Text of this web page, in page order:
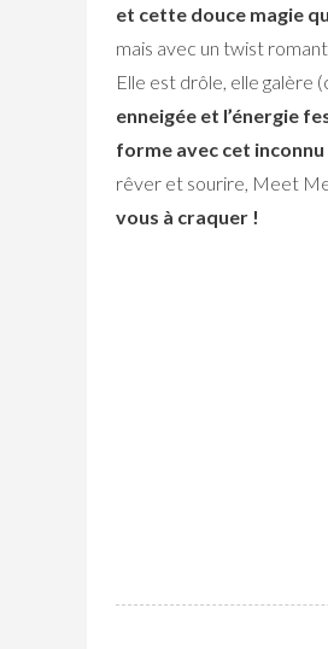
et cette douce magie
mais avec un twist
Elle est drôle, elle galère
enneigée et l’énergie
forme avec cet
rêver et sourire, Meet
vous à craquer !